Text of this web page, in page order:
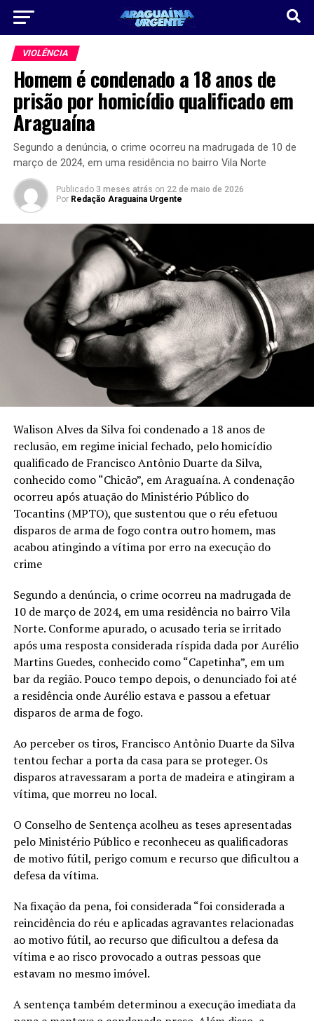
VIOLÊNCIA
Homem é condenado a 18 anos de
prisão por homicídio qualificado em
Araguaína
Segundo a denúncia, o crime ocorreu na madrugada de 10 de
março de 2024, em uma residência no bairro Vila Norte
Publicado 3 meses atrás on 22 de maio de 2026
Por Redação Araguaina Urgente
Walison Alves da Silva foi condenado a 18 anos de
reclusão, em regime inicial fechado, pelo homicídio
qualificado de Francisco Antônio Duarte da Silva,
conhecido como “Chicão”, em Araguaína. A condenação
ocorreu após atuação do Ministério Público do
Tocantins (MPTO), que sustentou que o réu efetuou
disparos de arma de fogo contra outro homem, mas
acabou atingindo a vítima por erro na execução do
crime
Segundo a denúncia, o crime ocorreu na madrugada de
10 de março de 2024, em uma residência no bairro Vila
Norte. Conforme apurado, o acusado teria se irritado
após uma resposta considerada ríspida dada por Aurélio
Martins Guedes, conhecido como “Capetinha”, em um
bar da região. Pouco tempo depois, o denunciado foi até
a residência onde Aurélio estava e passou a efetuar
disparos de arma de fogo.
Ao perceber os tiros, Francisco Antônio Duarte da Silva
tentou fechar a porta da casa para se proteger. Os
disparos atravessaram a porta de madeira e atingiram a
vítima, que morreu no local.
O Conselho de Sentença acolheu as teses apresentadas
pelo Ministério Público e reconheceu as qualificadoras
de motivo fútil, perigo comum e recurso que dificultou a
defesa da vítima.
Na fixação da pena, foi considerada “foi considerada a
reincidência do réu e aplicadas agravantes relacionadas
ao motivo fútil, ao recurso que dificultou a defesa da
vítima e ao risco provocado a outras pessoas que
estavam no mesmo imóvel.
A sentença também determinou a execução imediata da